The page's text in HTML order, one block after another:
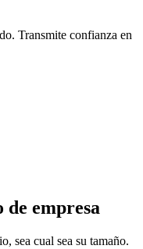
Transmite confianza en
de empresa
sea cual sea su tamaño.